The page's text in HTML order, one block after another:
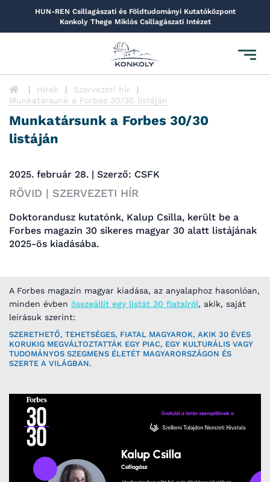
HUN-REN Csillagászati és Földtudományi Kutatóközpont
Konkoly Thege Miklós Csillagászati Intézet
Toggle
Hírek
Szervezeti hír
Munkatársunk a Forbes 30/30 listáján
Munkatársunk a Forbes 30/30
listáján
2025. február 28. | Szerző: CSFK
RÖVID | SZERVEZETI HÍR
Doktorandusz kutatónk, Kalup Csilla, került be a
Forbes magazin 30 sikeres magyar 30 alatt listájának
2025-ös kiadásába.
A Forbes magazin magyar kiadása, az anyalaphoz hasonlóan,
minden évben összeállít egy listát 30 fiatalról, akik, saját
leírásuk szerint:
SZERETHETŐ, TEHETSÉGES, FIATAL MAGYAROK, AKIK 30 ÉVES
KORUKIG MEGVÁLTOZTATTÁK EGY PIAC, EGY KULTURÁLIS VAGY
TUDOMÁNYOS SZEGMENS ÉLETÉT MAGYARORSZÁGON ÉS
SZERTE A VILÁGBAN.